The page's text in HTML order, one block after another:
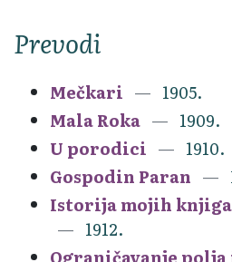
Prevodi
Mečkari
1905.
Mala Roka
1909.
U porodici
1910.
Gospodin Paran
Istorija mojih
1912.
Ograničavanje